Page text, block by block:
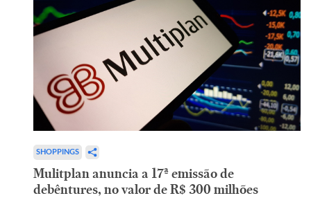
SHOPPINGS
Mulitplan anuncia a 17ª emissão de
debêntures, no valor de R$ 300 milhões